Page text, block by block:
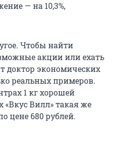
— на 10,3%,
Чтобы найти
акции или ехать
доктор экономических
реальных примеров.
1 кг хорошей
«Вкус Вилл» такая же
цене 680 рублей.